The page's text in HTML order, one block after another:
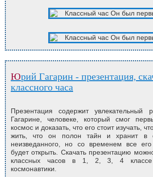
Юрий Гагарин - презентация, скачать для
классного часа
Презентация содержит увлекательный
Гагарине, человеке, который смог
космос и доказать, что его стоит изучать,
жить, что он полон тайн и хранит в
неизведанного, но со временем все
будет открыть. Скачать презентацию
классных часов в 1, 2, 3, 4 классе
космонавтики.